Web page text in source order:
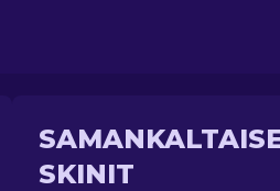
SKINIT